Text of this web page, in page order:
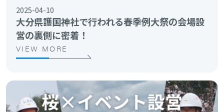
2025-04-10
大分県護国神社で行われる春季例大祭の会場設
営の裏側に密着！
VIEW MORE